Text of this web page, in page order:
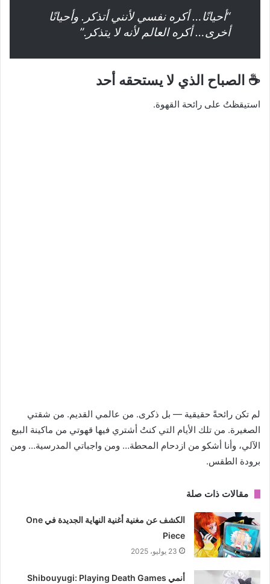
“أحيانًا… أكره نفسي لأنني أتذكر. وأحيانًا
أخرى… أكره العالم لأنه لا يتذكر.”
☕ الصباح الذي لا يستحقه أحد
استيقظتُ على رائحة القهوة.
لم تكن رائحةً حقيقية — بل ذكرى. من عالمي القديم. من شقتي
الصغيرة. من تلك الأيام التي كنتُ أشتري فيها قهوتي من ماكينة البيع
الآلي، وأنا أشكو من ازدحام المحطة… ومن واجباتي المدرسية… ومن
برودة الطقس.
مقالات ذات صلة
الكشف عن مغنية أغنية النهاية الجديدة في One
Piece
23 يوليو، 2025
أنمي Shibouyugi: Playing Death Games